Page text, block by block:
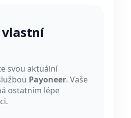
svou aktuální
Payoneer. Vaše
ostatním lépe